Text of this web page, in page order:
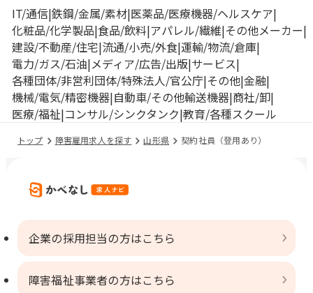
IT/通信 鉄鋼/金属/素材 医薬品/医療機器/ヘルスケア
化粧品/化学製品 食品/飲料 アパレル/繊維 その他メーカー
建設/不動産/住宅 流通/小売/外食 運輸/物流/倉庫
電力/ガス/石油 メディア/広告/出版 サービス
各種団体/非営利団体/特殊法人/官公庁 その他 金融
機械/電気/精密機器 自動車/その他輸送機器 商社/卸
医療/福祉 コンサル/シンクタンク 教育/各種スクール
トップ 障害雇用求人を探す 山形県 契約社員（登用あり）
企業の採用担当の方はこちら
障害福祉事業者の方はこちら